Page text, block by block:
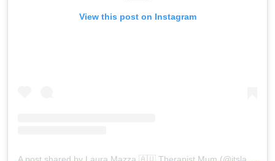
View this post on Instagram